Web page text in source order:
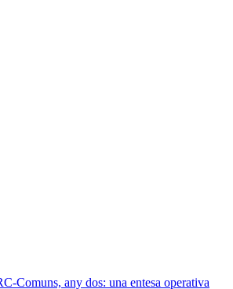
Comuns, any dos: una entesa operativa